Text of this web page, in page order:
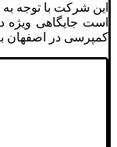
این شرکت با توجه به
است جایگاهی
کمپرسی در اصفهان